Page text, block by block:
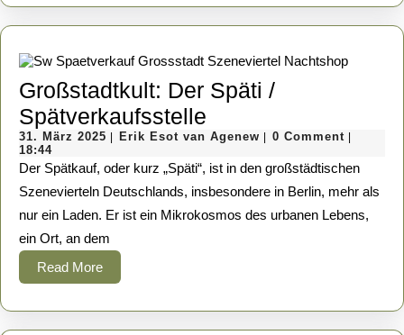
Großstadtkult: Der Späti /
Spätverkaufsstelle
Der
Späti
/
Spätverkaufsstelle
31. März 2025 31.
2025
Erik Esot van Agenew Erik
van
Agenew
0 Comment
18:44
Der Spätkauf, oder kurz „Späti“, ist in den großstädtischen
Szenevierteln Deutschlands, insbesondere in Berlin, mehr als
nur ein Laden. Er ist ein Mikrokosmos des urbanen Lebens,
ein Ort, an dem
Read MoreRead
More